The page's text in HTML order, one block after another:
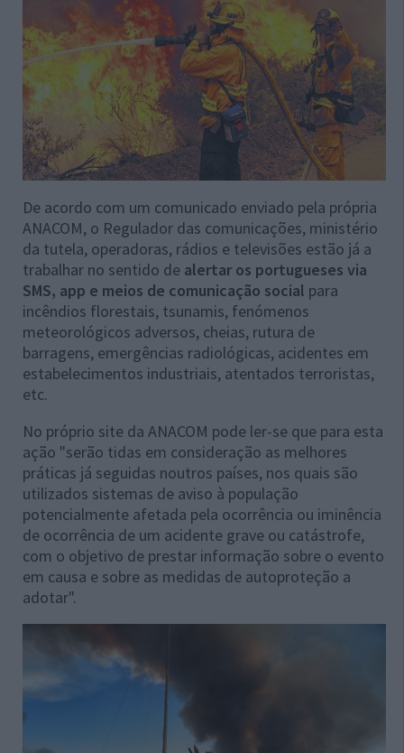
De acordo com um comunicado enviado pela própria
ANACOM, o Regulador das comunicações, ministério
da tutela, operadoras, rádios e televisões estão já a
trabalhar no sentido de alertar os portugueses via
SMS, app e meios de comunicação social para
incêndios florestais, tsunamis, fenómenos
meteorológicos adversos, cheias, rutura de
barragens, emergências radiológicas, acidentes em
estabelecimentos industriais, atentados terroristas,
etc.
No próprio site da ANACOM pode ler-se que para esta
ação "serão tidas em consideração as melhores
práticas já seguidas noutros países, nos quais são
utilizados sistemas de aviso à população
potencialmente afetada pela ocorrência ou iminência
de ocorrência de um acidente grave ou catástrofe,
com o objetivo de prestar informação sobre o evento
em causa e sobre as medidas de autoproteção a
adotar".